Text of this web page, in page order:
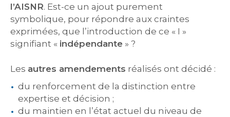
l’AISNR. Est-ce un ajout purement
symbolique, pour répondre aux craintes
exprimées, que l’introduction de ce « I »
signifiant « indépendante » ?
Les autres amendements réalisés ont décidé :
du renforcement de la distinction entre
expertise et décision ;
du maintien en l’état actuel du niveau de